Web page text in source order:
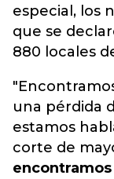
especial, los
que se
880 locales
una pérdida
estamos
corte de